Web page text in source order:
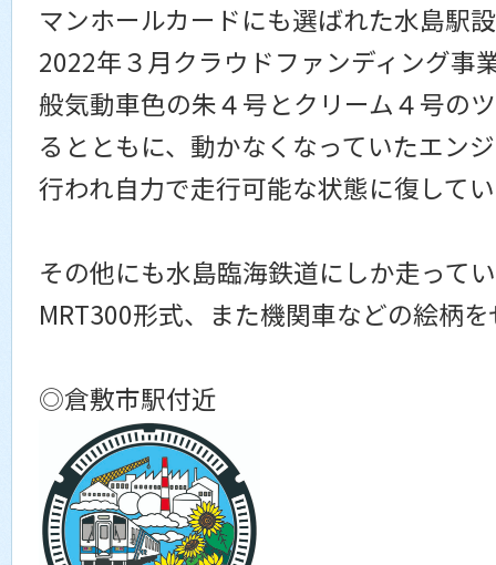
マンホールカードにも選ばれた水島駅
2022年３月クラウドファンディング事
般気動車色の朱４号とクリーム４号の
るとともに、動かなくなっていたエン
行われ自力で走行可能な状態に復して
その他にも水島臨海鉄道にしか走って
MRT300形式、また機関車などの絵柄
◎倉敷市駅付近